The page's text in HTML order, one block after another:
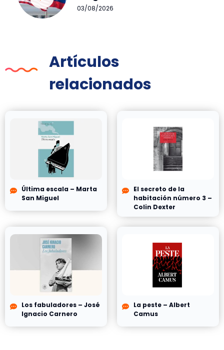
03/08/2026
Artículos
relacionados
Última escala – Marta
San Miguel
El secreto de la
habitación número 3 –
Colin Dexter
Los fabuladores – José
Ignacio Carnero
La peste – Albert
Camus